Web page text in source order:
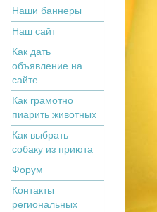
Наши баннеры
Наш сайт
Как дать
объявление на
сайте
Как грамотно
пиарить животных
Как выбрать
собаку из приюта
Форум
Контакты
региональных